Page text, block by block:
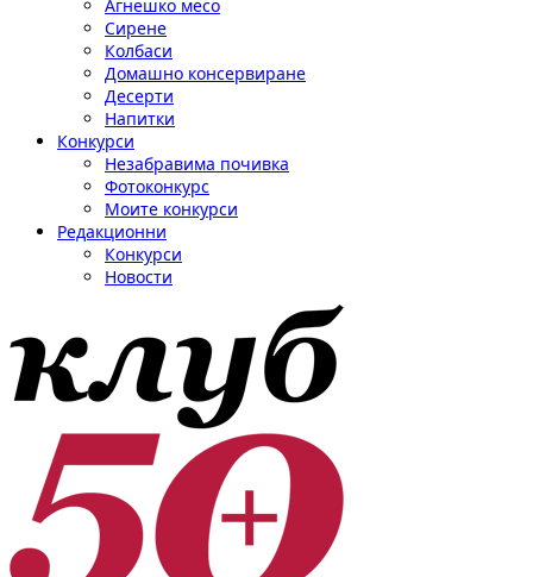
Агнешко месо
Сирене
Колбаси
Домашно консервиране
Десерти
Напитки
Конкурси
Незабравима почивка
Фотоконкурс
Моите конкурси
Редакционни
Конкурси
Новости